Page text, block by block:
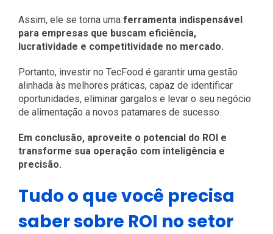
Assim, ele se torna uma ferramenta indispensável
para empresas que buscam eficiência,
lucratividade e competitividade no mercado.
Portanto, investir no TecFood é garantir uma gestão
alinhada às melhores práticas, capaz de identificar
oportunidades, eliminar gargalos e levar o seu negócio
de alimentação a novos patamares de sucesso.
Em conclusão, aproveite o potencial do ROI e
transforme sua operação com inteligência e
precisão.
Tudo o que você precisa
saber sobre ROI no setor